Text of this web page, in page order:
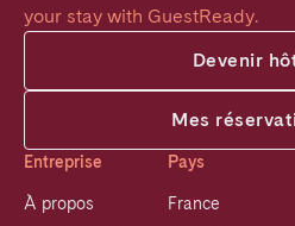
your stay with GuestReady.
Devenir
Mes
Entreprise
À propos
Pays
France